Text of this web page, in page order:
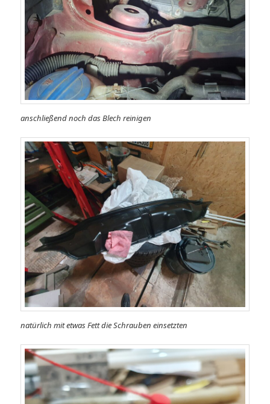
anschließend noch das Blech reinigen
natürlich mit etwas Fett die Schrauben einsetzten